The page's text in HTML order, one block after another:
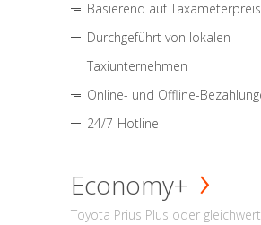
Basierend auf Taxameterpreis
Durchgeführt von lokalen
Taxiunternehmen
Online- und Offline-
24/7-Hotline
Economy+
Toyota Prius Plus oder